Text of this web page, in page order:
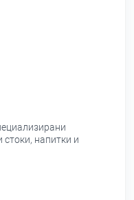
напитки и